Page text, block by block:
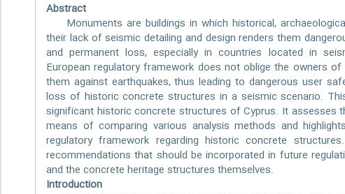
Abstract
Monuments are buildings in which historical,
their lack of seismic detailing and design renders them
and permanent loss, especially in countries located in
European regulatory framework does not oblige the owners
them against earthquakes, thus leading to dangerous user
loss of historic concrete structures in a seismic scenario.
significant historic concrete structures of Cyprus. It assesses
means of comparing various analysis methods and
regulatory framework regarding historic concrete
recommendations that should be incorporated in future
and the concrete heritage structures themselves.
Introduction